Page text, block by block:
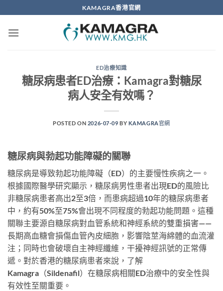
to
content
KAMAGRA香港官網
ED治療知識
糖尿病患者ED治療：Kamagra對糖尿
病人安全有效嗎？
POSTED ON 2026-07-09 BY KAMAGRA官網
糖尿病與勃起功能障礙的關聯
糖尿病是導致勃起功能障礙（ED）的主要慢性疾病之一。
根據國際醫學研究顯示，糖尿病男性患者出現ED的風險比
非糖尿病患者高出2至3倍，而患病超過10年的糖尿病患者
中，約有50%至75%會出現不同程度的勃起功能問題。這種
關聯主要源自糖尿病對血管系統和神經系統的雙重損害——
長期高血糖會損傷血管內皮細胞，影響陰莖海綿體的血流灌
注；同時也會破壞自主神經纖維，干擾神經訊號的正常傳
遞。對於香港的糖尿病患者來說，了解
Kamagra（Sildenafil）在糖尿病相關ED治療中的安全性與
有效性至關重要。